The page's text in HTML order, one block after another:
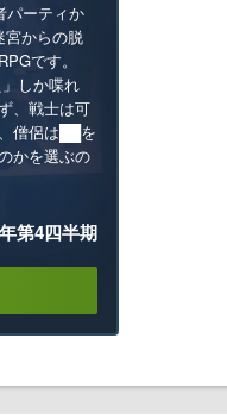
パーティか
宮からの脱
です。
しか喋れ
、戦士は可
僧侶は██を
かを選ぶの
第4四半期